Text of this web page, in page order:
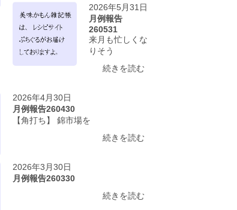
2026年5月31日
月例報告
260531
来月も忙しくな
りそう
続きを読む
2026年4月30日
月例報告260430
【角打ち】 錦市場を
続きを読む
2026年3月30日
月例報告260330
続きを読む